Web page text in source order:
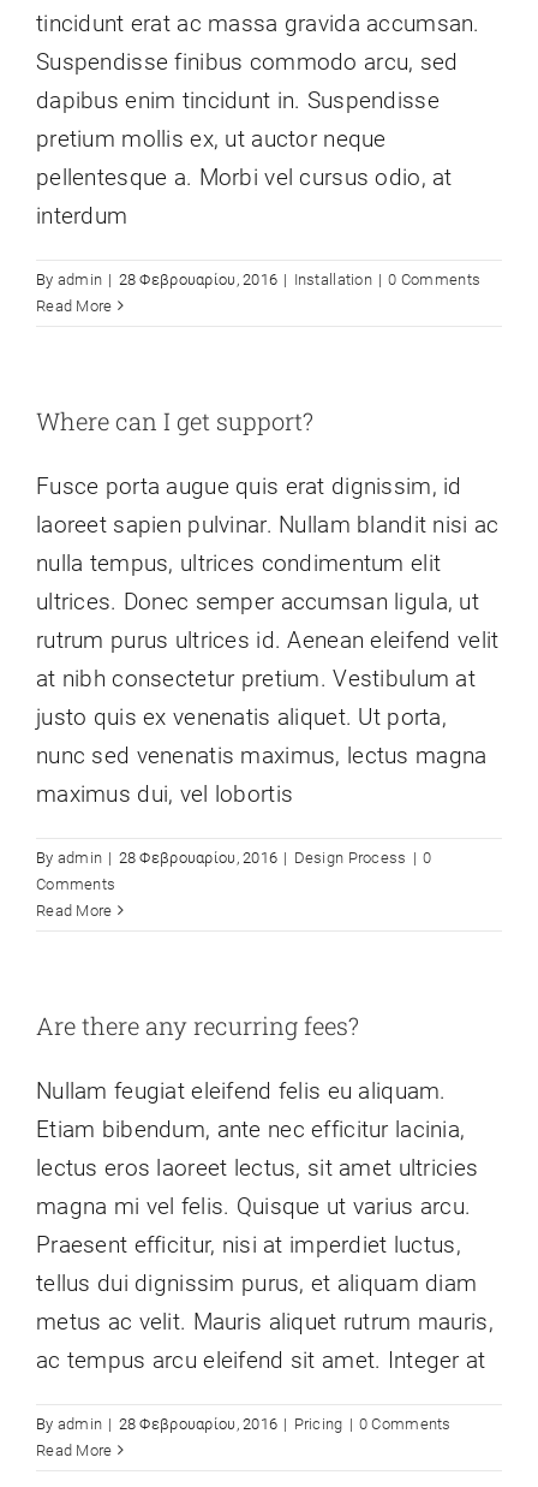
tincidunt erat ac massa gravida accumsan.
Suspendisse finibus commodo arcu, sed
dapibus enim tincidunt in. Suspendisse
pretium mollis ex, ut auctor neque
pellentesque a. Morbi vel cursus odio, at
interdum
By admin | 28 Φεβρουαρίου, 2016 | Installation | 0 Comments
Read More
Where can I get support?
Fusce porta augue quis erat dignissim, id
laoreet sapien pulvinar. Nullam blandit nisi ac
nulla tempus, ultrices condimentum elit
ultrices. Donec semper accumsan ligula, ut
rutrum purus ultrices id. Aenean eleifend velit
at nibh consectetur pretium. Vestibulum at
justo quis ex venenatis aliquet. Ut porta,
nunc sed venenatis maximus, lectus magna
maximus dui, vel lobortis
By admin | 28 Φεβρουαρίου, 2016 | Design Process | 0
Comments
Read More
Are there any recurring fees?
Nullam feugiat eleifend felis eu aliquam.
Etiam bibendum, ante nec efficitur lacinia,
lectus eros laoreet lectus, sit amet ultricies
magna mi vel felis. Quisque ut varius arcu.
Praesent efficitur, nisi at imperdiet luctus,
tellus dui dignissim purus, et aliquam diam
metus ac velit. Mauris aliquet rutrum mauris,
ac tempus arcu eleifend sit amet. Integer at
By admin | 28 Φεβρουαρίου, 2016 | Pricing | 0 Comments
Read More